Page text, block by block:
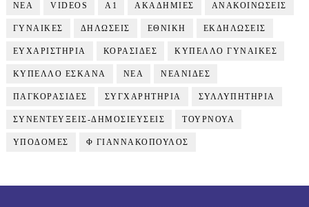
NEA VIDEOS Α1 ΑΚΑΔΗΜΙΕΣ ΑΝΑΚΟΙΝΩΣΕΙΣ
ΓΥΝΑΙΚΕΣ ΔΗΛΩΣΕΙΣ ΕΘΝΙΚΗ ΕΚΔΗΛΩΣΕΙΣ
ΕΥΧΑΡΙΣΤΗΡΙΑ ΚΟΡΑΣΙΔΕΣ ΚΥΠΕΛΛΟ ΓΥΝΑΙΚΕΣ
ΚΥΠΕΛΛΟ ΕΣΚΑΝΑ ΝΕΑ ΝΕΑΝΙΔΕΣ
ΠΑΓΚΟΡΑΣΙΔΕΣ ΣΥΓΧΑΡΗΤΗΡΙΑ ΣΥΛΛΥΠΗΤΗΡΙΑ
ΣΥΝΕΝΤΕΥΞΕΙΣ-ΔΗΜΟΣΙΕΥΣΕΙΣ ΤΟΥΡΝΟΥΑ
ΥΠΟΔΟΜΕΣ Φ ΓΙΑΝΝΑΚΟΠΟΥΛΟΣ